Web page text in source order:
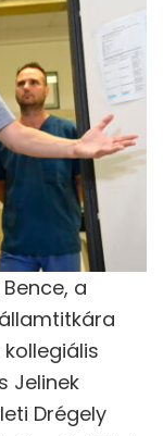
a
Jelinek
Drégely